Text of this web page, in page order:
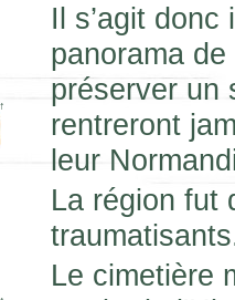
Il s’agit
panorama
préserver un
rentreront
leur
La région fut
Le cimetière